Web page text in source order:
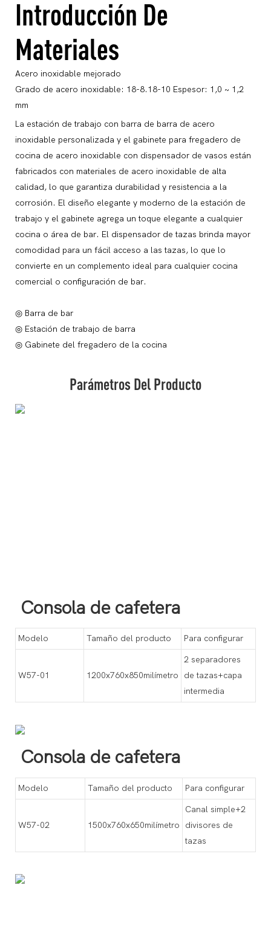
Introducción De
Materiales
Acero inoxidable mejorado
Grado de acero inoxidable: 18-8.18-10 Espesor: 1,0 ~ 1,2
mm
La estación de trabajo con barra de barra de acero
inoxidable personalizada y el gabinete para fregadero de
cocina de acero inoxidable con dispensador de vasos están
fabricados con materiales de acero inoxidable de alta
calidad, lo que garantiza durabilidad y resistencia a la
corrosión. El diseño elegante y moderno de la estación de
trabajo y el gabinete agrega un toque elegante a cualquier
cocina o área de bar. El dispensador de tazas brinda mayor
comodidad para un fácil acceso a las tazas, lo que lo
convierte en un complemento ideal para cualquier cocina
comercial o configuración de bar.
◎ Barra de bar
◎ Estación de trabajo de barra
◎ Gabinete del fregadero de la cocina
Parámetros Del Producto
Consola de cafetera
Modelo Tamaño del producto Para configurar
W57-01 1200x760x850milímetro
2 separadores
de tazas+capa
intermedia
Consola de cafetera
Modelo Tamaño del producto Para configurar
W57-02 1500x760x650milímetro
Canal simple+2
divisores de
tazas